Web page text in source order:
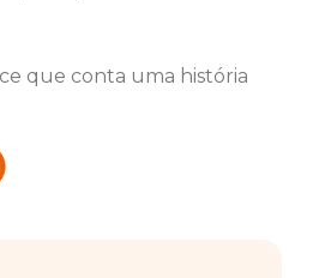
que conta uma história